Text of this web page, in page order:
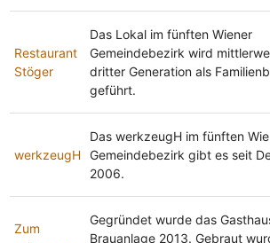
Restaurant
Stöger
Das Lokal im fünften Wiener
Gemeindebezirk wird
dritter Generation als
geführt.
werkzeugH
Das werkzeugH im fünften
Gemeindebezirk gibt es seit
2006.
Zum
Gegründet wurde das
Brauanlage 2013. Gebraut